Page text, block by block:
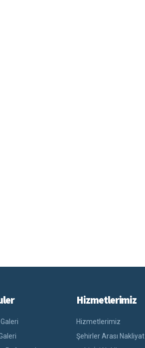
Hizmetlerimiz
Hizmetlerimiz
Şehirler Arası Nakliyat